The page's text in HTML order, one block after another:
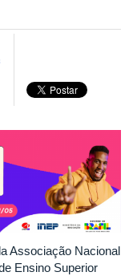
Associação Nacional
Ensino Superior